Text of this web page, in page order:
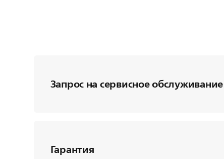
Запрос на сервисное обслуживание
Гарантия